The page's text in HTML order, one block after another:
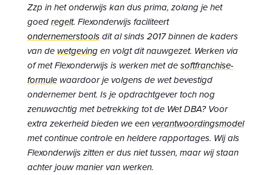
Zzp in het onderwijs kan dus prima, zolang je het
goedregelt. Flexonderwijs faciliteert
ondernemerstoolsdit al sinds 2017 binnen de kaders
van de wetgevingen volgt dit nauwgezet. Werken via
of met Flexonderwijs is werken met desoftfranchise-
formulewaardoor je volgens de wet bevestigd
ondernemer bent. Is je opdrachtgever toch nog
zenuwachtig met betrekking tot de Wet DBA? Voor
extra zekerheid bieden we een verantwoordingsmodel
met continue controle en heldere rapportages. Wij als
Flexonderwijs zitten er dus niet tussen, maar wij staan
achter jouw manier van werken.